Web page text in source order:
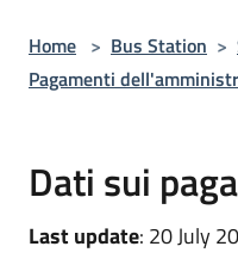
Home > Bus Station >
Pagamenti
Dati sui
Last update: 20 July